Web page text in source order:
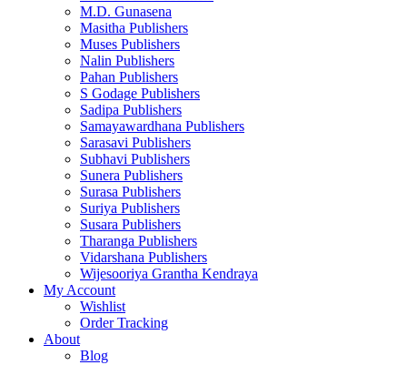
M.D. Gunasena
Masitha Publishers
Muses Publishers
Nalin Publishers
Pahan Publishers
S Godage Publishers
Sadipa Publishers
Samayawardhana Publishers
Sarasavi Publishers
Subhavi Publishers
Sunera Publishers
Surasa Publishers
Suriya Publishers
Susara Publishers
Tharanga Publishers
Vidarshana Publishers
Wijesooriya Grantha Kendraya
My Account
Wishlist
Order Tracking
About
Blog